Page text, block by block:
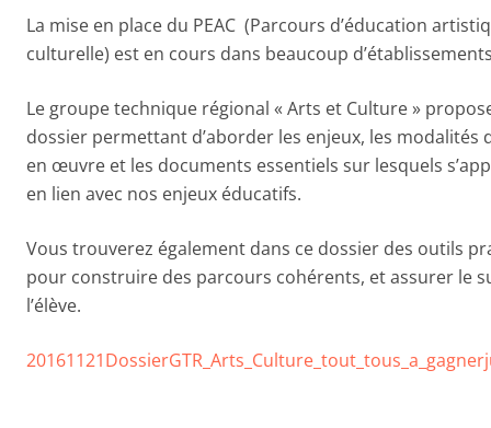
La mise en place du PEAC (Parcours d’éducation
culturelle) est en cours dans beaucoup
Le groupe technique régional « Arts et Culture »
dossier permettant d’aborder les enjeux, les modalités
en œuvre et les documents essentiels sur lesquels
en lien avec nos enjeux éducatifs.
Vous trouverez également dans ce dossier des outils
pour construire des parcours cohérents, et assurer le
l’élève.